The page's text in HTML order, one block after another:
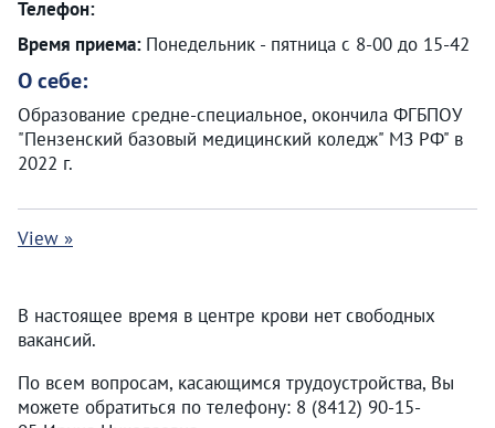
Телефон:
Время приема: Понедельник - пятница с 8-00 до 15-42
О себе:
Образование средне-специальное, окончила ФГБПОУ
"Пензенский базовый медицинский коледж" МЗ РФ" в
2022 г.
View »
В настоящее время в центре крови нет свободных
вакансий.
По всем вопросам, касающимся трудоустройства, Вы
можете обратиться по телефону: 8 (8412) 90-15-